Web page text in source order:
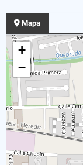
Mapa
+
−